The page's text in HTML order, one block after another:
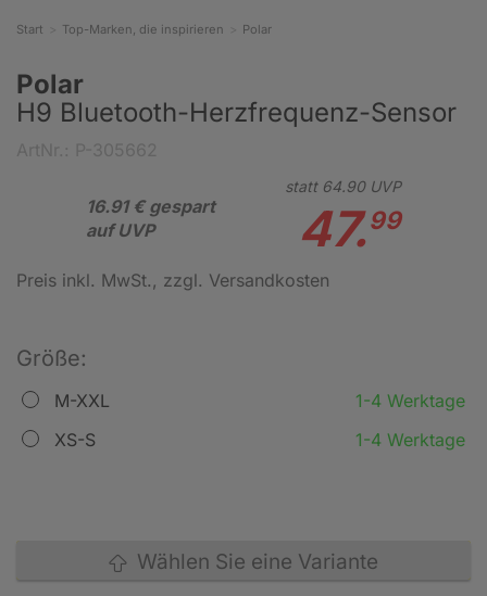
Start Top-Marken, die inspirieren Polar
Polar
H9 Bluetooth-Herzfrequenz-Sensor
16.91 € gespart
auf UVP
statt 64.90UVP
47.99
Preis inkl. MwSt., zzgl. Versandkosten
Größe:
M-XXL
1-4 Werktage
XS-S
1-4 Werktage
Wählen Sie eine Variante